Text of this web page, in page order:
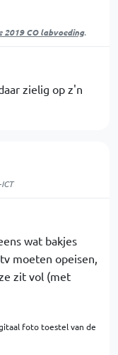
2019 CO labvoeding.
zielig op z'n
wat bakjes
moeten opeisen,
zit vol (met
foto toestel van de